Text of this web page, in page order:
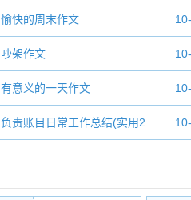
愉快的周末作文
吵架作文
有意义的一天作文
负责账目日常工作总结(实用2…